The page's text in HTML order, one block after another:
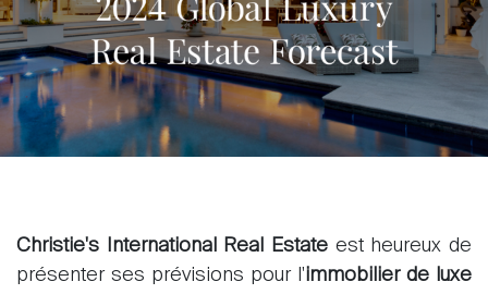
Christie's International Real Estate est heureux de
présenter ses prévisions pour l'immobilier de luxe